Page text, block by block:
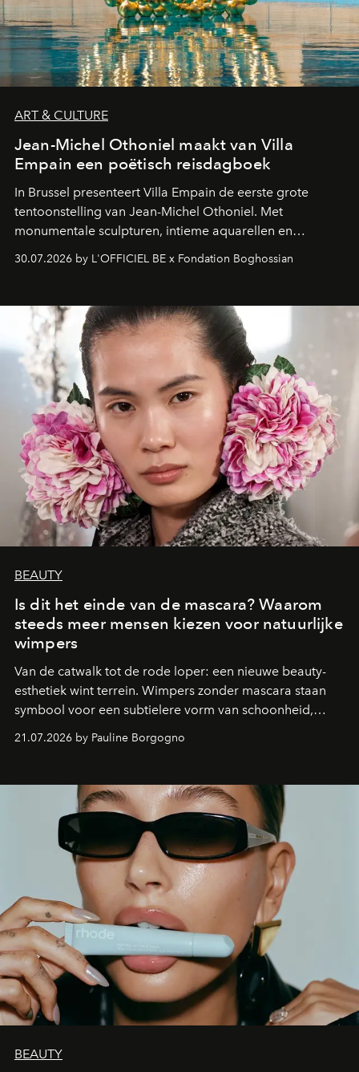
ART & CULTURE
Jean-Michel Othoniel maakt van Villa
Empain een poëtisch reisdagboek
In Brussel presenteert Villa Empain de eerste grote
tentoonstelling van Jean-Michel Othoniel. Met
monumentale sculpturen, intieme aquarellen en
fonkelend Murano-glas creëert de Franse kunstenaar
een emotionele reis waarin elk werk de herinnering
moment van verwondering.
30.07.2026 by L'OFFICIEL BE x Fondation Boghossian
BEAUTY
Is dit het einde van de mascara? Waarom
steeds meer mensen kiezen voor natuurlijke
wimpers
Van de catwalk tot de rode loper: een nieuwe beauty-
esthetiek wint terrein. Wimpers zonder mascara staan
symbool voor een subtielere vorm van schoonheid,
waarin zelfvertrouwen belangrijker is dan een overvloed
aan make-up.
21.07.2026 by Pauline Borgogno
BEAUTY